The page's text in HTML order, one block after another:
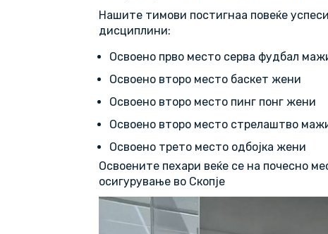
Нашите тимови постигнаа повеќе
дисциплини:
Освоено прво место серва фудбал
Освоено второ место баскет жени
Освоено второ место пинг понг жени
Освоено второ место стрелаштво
Освоено трето место одбојка жени
Освоените пехари веќе се на почесно
осигурување во Скопје